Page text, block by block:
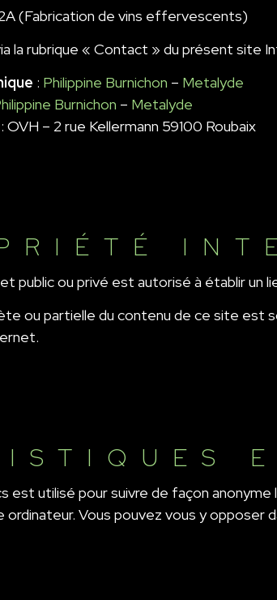
(Fabrication de vins effervescents)
la rubrique « Contact » du présent site
: Philippine Burnichon – Metalyde
Burnichon – Metalyde
: OVH – 2 rue Kellermann 59100 Roubaix
public ou privé est autorisé à établir un
ou partielle du contenu de ce site est
est utilisé pour suivre de façon
ordinateur. Vous pouvez vous y opposer